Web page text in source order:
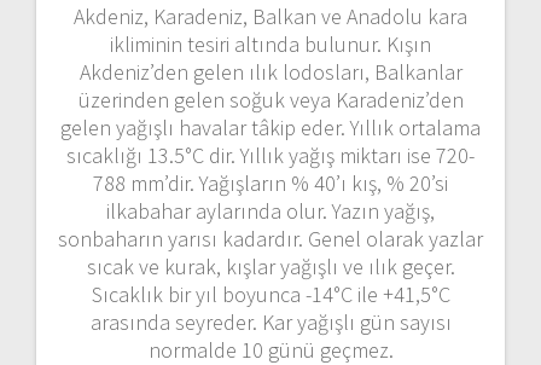
Akdeniz, Karadeniz, Balkan ve Anadolu kara
ikliminin tesiri altında bulunur. Kışın
Akdeniz’den gelen ılık lodosları, Balkanlar
üzerinden gelen soğuk veya Karadeniz’den
gelen yağışlı havalar tâkip eder. Yıllık ortalama
sıcaklığı 13.5°C dir. Yıllık yağış miktarı ise 720-
788 mm’dir. Yağışların % 40’ı kış, % 20’si
ilkabahar aylarında olur. Yazın yağış,
sonbaharın yarısı kadardır. Genel olarak yazlar
sıcak ve kurak, kışlar yağışlı ve ılık geçer.
Sıcaklık bir yıl boyunca -14°C ile +41,5°C
arasında seyreder. Kar yağışlı gün sayısı
normalde 10 günü geçmez.